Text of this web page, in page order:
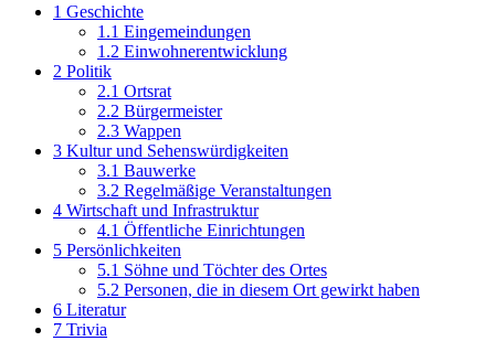
1 Geschichte
1.1 Eingemeindungen
1.2 Einwohnerentwicklung
2 Politik
2.1 Ortsrat
2.2 Bürgermeister
2.3 Wappen
3 Kultur und Sehenswürdigkeiten
3.1 Bauwerke
3.2 Regelmäßige Veranstaltungen
4 Wirtschaft und Infrastruktur
4.1 Öffentliche Einrichtungen
5 Persönlichkeiten
5.1 Söhne und Töchter des Ortes
5.2 Personen, die in diesem Ort gewirkt haben
6 Literatur
7 Trivia